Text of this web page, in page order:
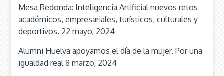
Mesa Redonda: Inteligencia Artificial nuevos retos
académicos, empresariales, turísticos, culturales y
deportivos. 22 mayo, 2024
Alumni Huelva apoyamos el día de la mujer. Por una
igualdad real 8 marzo, 2024